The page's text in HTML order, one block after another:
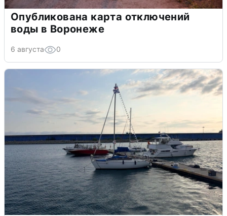
Опубликована карта отключений
воды в Воронеже
6 августа 0